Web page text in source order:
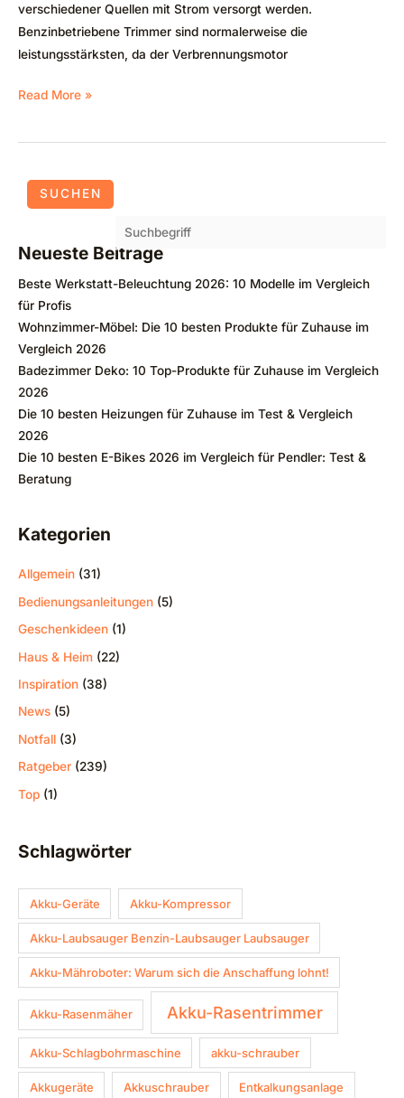
verschiedener Quellen mit Strom versorgt werden.
Benzinbetriebene Trimmer sind normalerweise die
leistungsstärksten, da der Verbrennungsmotor
Read More »
SUCHEN
Neueste Beiträge
Beste Werkstatt-Beleuchtung 2026: 10 Modelle im Vergleich
für Profis
Wohnzimmer-Möbel: Die 10 besten Produkte für Zuhause im
Vergleich 2026
Badezimmer Deko: 10 Top-Produkte für Zuhause im Vergleich
2026
Die 10 besten Heizungen für Zuhause im Test & Vergleich
2026
Die 10 besten E-Bikes 2026 im Vergleich für Pendler: Test &
Beratung
Kategorien
Allgemein (31)
Bedienungsanleitungen (5)
Geschenkideen (1)
Haus & Heim (22)
Inspiration (38)
News (5)
Notfall (3)
Ratgeber (239)
Top (1)
Schlagwörter
Akku-Geräte Akku-Kompressor
Akku-Laubsauger Benzin-Laubsauger Laubsauger
Akku-Mähroboter: Warum sich die Anschaffung lohnt!
Akku-Rasenmäher Akku-Rasentrimmer
Akku-Schlagbohrmaschine akku-schrauber
Akkugeräte Akkuschrauber Entkalkungsanlage